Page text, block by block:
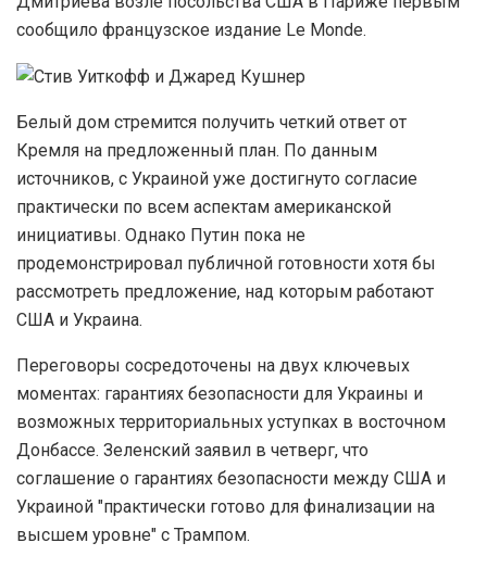
сообщило французское издание Le Monde.
Белый дом стремится получить четкий ответ от
Кремля на предложенный план. По данным
источников, с Украиной уже достигнуто согласие
практически по всем аспектам американской
инициативы. Однако Путин пока не
продемонстрировал публичной готовности хотя бы
рассмотреть предложение, над которым работают
США и Украина.
Переговоры сосредоточены на двух ключевых
моментах: гарантиях безопасности для Украины и
возможных территориальных уступках в восточном
Донбассе. Зеленский заявил в четверг, что
соглашение о гарантиях безопасности между США и
Украиной "практически готово для финализации на
высшем уровне" с Трампом.